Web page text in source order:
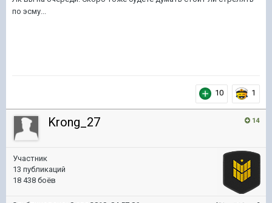
по эсму...
10 1
14
Krong_27
Участник
13 публикаций
18 438 боёв